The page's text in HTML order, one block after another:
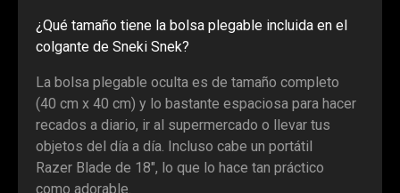
¿Qué tamaño tiene la bolsa plegable incluida en el
colgante de Sneki Snek?
La bolsa plegable oculta es de tamaño completo
(40 cm x 40 cm) y lo bastante espaciosa para hacer
recados a diario, ir al supermercado o llevar tus
objetos del día a día. Incluso cabe un portátil
Razer Blade de 18", lo que lo hace tan práctico
como adorable.